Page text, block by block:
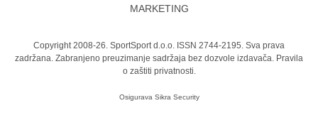
MARKETING
Copyright 2008-26. SportSport d.o.o. ISSN 2744-2195. Sva prava
zadržana. Zabranjeno preuzimanje sadržaja bez dozvole izdavača. Pravila
o zaštiti privatnosti.
Osigurava Sikra Security